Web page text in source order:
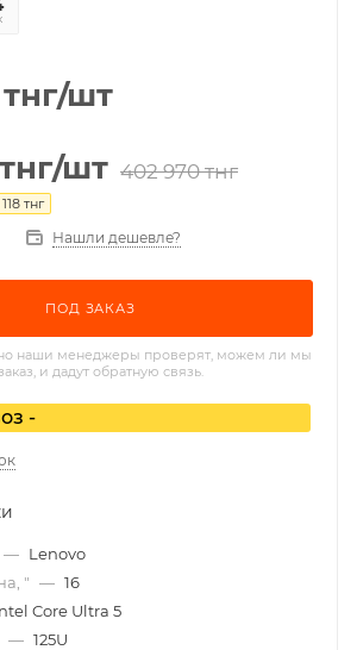
тнг/шт
тнг/шт 402 970тнг
тнг
Нашли дешевле?
ПОД ЗАКАЗ
но наши менеджеры проверят, можем ли мы
и дадут обратную связь.
-
— Lenovo
" — 16
Core Ultra 5
— 125U